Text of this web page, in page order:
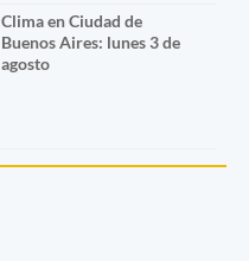
Clima en Ciudad de
Buenos Aires: lunes 3 de
agosto